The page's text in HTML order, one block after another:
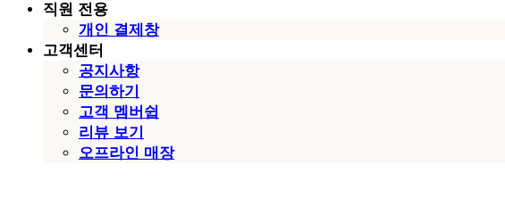
직원 전용
개인 결제창
고객센터
공지사항
문의하기
고객 멤버쉽
리뷰 보기
오프라인 매장